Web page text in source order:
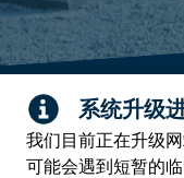
全球合作
我们目前正在升级
可能会遇到短暂的